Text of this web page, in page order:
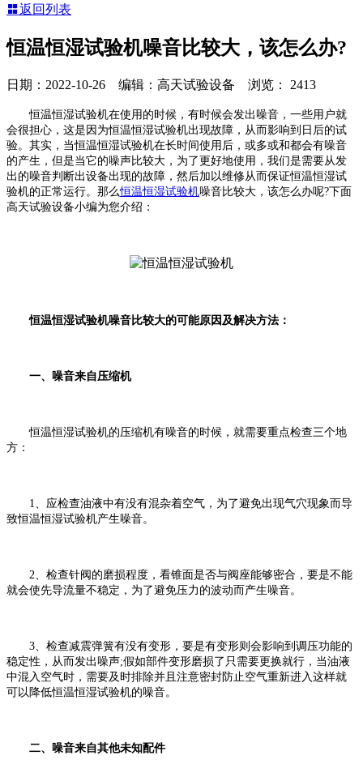
返回列表
恒温恒湿试验机噪音比较大，该怎么办?
日期：2022-10-26 编辑：高天试验设备 浏览： 2413
恒温恒湿试验机在使用的时候，有时候会发出噪音，一些用户就
会很担心，这是因为恒温恒湿试验机出现故障，从而影响到日后的试
验。其实，当恒温恒湿试验机在长时间使用后，或多或和都会有噪音
的产生，但是当它的噪声比较大，为了更好地使用，我们是需要从发
出的噪音判断出设备出现的故障，然后加以维修从而保证恒温恒湿试
验机的正常运行。那么恒温恒湿试验机噪音比较大，该怎么办呢?下面
高天试验设备小编为您介绍：
恒温恒湿试验机噪音比较大的可能原因及解决方法：
一、噪音来自压缩机
恒温恒湿试验机的压缩机有噪音的时候，就需要重点检查三个地
方：
1、应检查油液中有没有混杂着空气，为了避免出现气穴现象而导
致恒温恒湿试验机产生噪音。
2、检查针阀的磨损程度，看锥面是否与阀座能够密合，要是不能
就会使先导流量不稳定，为了避免压力的波动而产生噪音。
3、检查减震弹簧有没有变形，要是有变形则会影响到调压功能的
稳定性，从而发出噪声;假如部件变形磨损了只需要更换就行，当油液
中混入空气时，需要及时排除并且注意密封防止空气重新进入这样就
可以降低恒温恒湿试验机的噪音。
二、噪音来自其他未知配件